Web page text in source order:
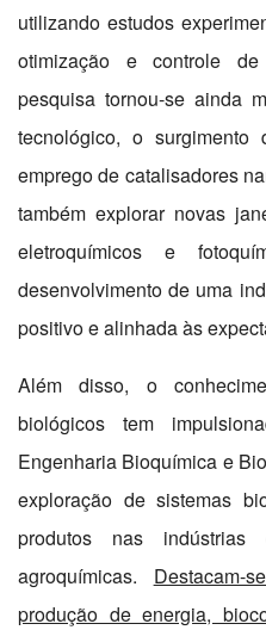
utilizando estudos
otimização e controle
pesquisa tornou-se ainda
tecnológico, o
emprego de catalisadores
também explorar novas
eletroquímicos e
desenvolvimento de uma
positivo e alinhada às
Além disso, o
biológicos tem
Engenharia Bioquímica e
exploração de sistemas
produtos nas indústrias
agroquímicas.
produção de energia,